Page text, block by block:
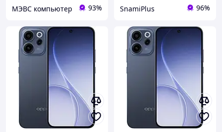
МЭВС компьютер 93% SnamiPlus 96%